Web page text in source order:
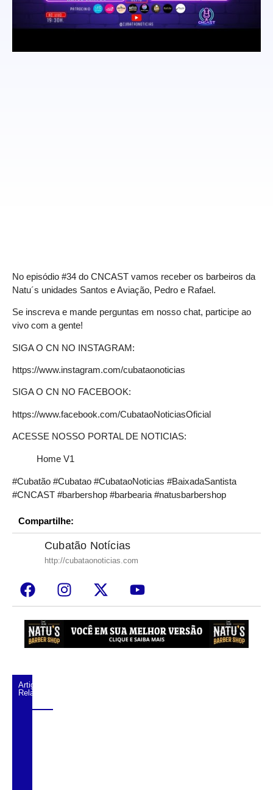
No episódio #34 do CNCAST vamos receber os barbeiros da
Natu´s unidades Santos e Aviação, Pedro e Rafael.
Se inscreva e mande perguntas em nosso chat, participe ao
vivo com a gente!
SIGA O CN NO INSTAGRAM:
https://www.instagram.com/cubataonoticias
SIGA O CN NO FACEBOOK:
https://www.facebook.com/CubataoNoticiasOficial
ACESSE NOSSO PORTAL DE NOTICIAS:
Home V1
#Cubatão #Cubatao #CubataoNoticias #BaixadaSantista
#CNCAST #barbershop #barbearia #natusbarbershop
Compartilhe:
Cubatão Notícias
http://cubataonoticias.com
Artigos
Relacionados